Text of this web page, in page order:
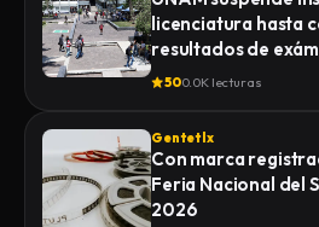
licenciatura hasta
resultados de
500.0K lecturas
Gentetlx
Con marca
Feria Nacional del
2026